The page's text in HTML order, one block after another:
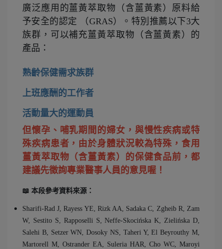
廣泛應用的薑黃萃取物（含薑黃素）原料給
予安全的認定 （GRAS）。特別推薦以下3大
族群，可以補充薑黃萃取物（含薑黃素）的
產品：
熟齡保健需求族群
上班應酬的工作者
活動量大的運動員
但懷孕、哺乳期間的婦女，與慢性疾病或特
殊疾病患者，由於身體狀況較為特殊，食用
薑黃萃取物（含薑黃素）的保健食品前，都
建議先徵詢專業醫事人員的意見喔！
📖 本段參考資料來源：
Sharifi-Rad J, Rayess YE, Rizk AA, Sadaka C, Zgheib R, Zam
W, Sestito S, Rapposelli S, Neffe-Skocińska K, Zielińska D,
Salehi B, Setzer WN, Dosoky NS, Taheri Y, El Beyrouthy M,
Martorell M, Ostrander EA, Suleria HAR, Cho WC, Maroyi